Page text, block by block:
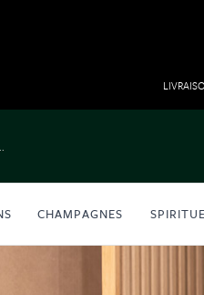
CHAMPAGNES